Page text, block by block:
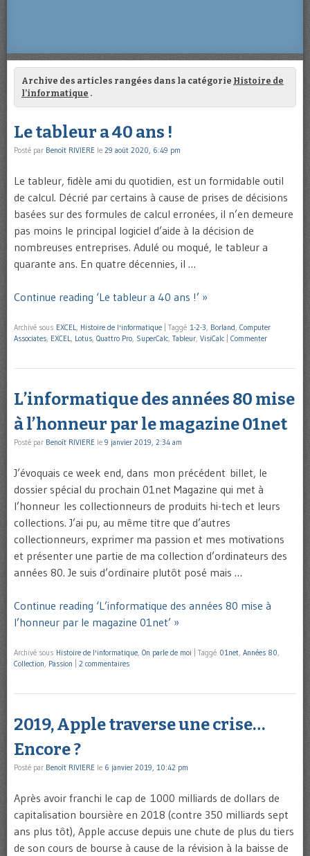
Archive des articles rangées dans la catégorie Histoire de
l’informatique .
Le tableur a 40 ans !
Posté par Benoît RIVIERE le 29 août 2020, 6:49 pm
Le tableur, fidèle ami du quotidien, est un formidable outil
de calcul. Décrié par certains à cause de prises de décisions
basées sur des formules de calcul erronées, il n’en demeure
pas moins le principal logiciel d’aide à la décision de
nombreuses entreprises. Adulé ou moqué, le tableur a
quarante ans. En quatre décennies, il …
Continue reading ‘Le tableur a 40 ans !’ »
Archivé sous EXCEL, Histoire de l'informatique Taggé 1-2-3, Borland, Computer
Associates, EXCEL, Lotus, Quattro Pro, SuperCalc, Tableur, VisiCalc Commenter
L’informatique des années 80 mise
à l’honneur par le magazine 01net
Posté par Benoît RIVIERE le 9 janvier 2019, 2:34 am
J’évoquais ce week end, dans mon précédent billet, le
dossier spécial du prochain 01net Magazine qui met à
l’honneur les collectionneurs de produits hi-tech et leurs
collections. J’ai pu, au même titre que d’autres
collectionneurs, exprimer ma passion et mes motivations
et présenter une partie de ma collection d’ordinateurs des
années 80. Je suis d’ordinaire plutôt posé mais …
Continue reading ‘L’informatique des années 80 mise à
l’honneur par le magazine 01net’ »
Archivé sous Histoire de l'informatique, On parle de moi Taggé 01net, Années 80,
Collection, Passion 2 commentaires
2019, Apple traverse une crise…
Encore ?
Posté par Benoît RIVIERE le 6 janvier 2019, 10:42 pm
Après avoir franchi le cap de 1000 milliards de dollars de
capitalisation boursière en 2018 (contre 350 milliards sept
ans plus tôt), Apple accuse depuis une chute de plus du tiers
de son cours de bourse à cause de la révision à la baisse de